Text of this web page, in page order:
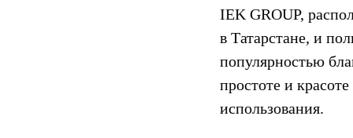
IEK GROUP,
в Татарстане, и
популярностью
простоте и красоте
использования.